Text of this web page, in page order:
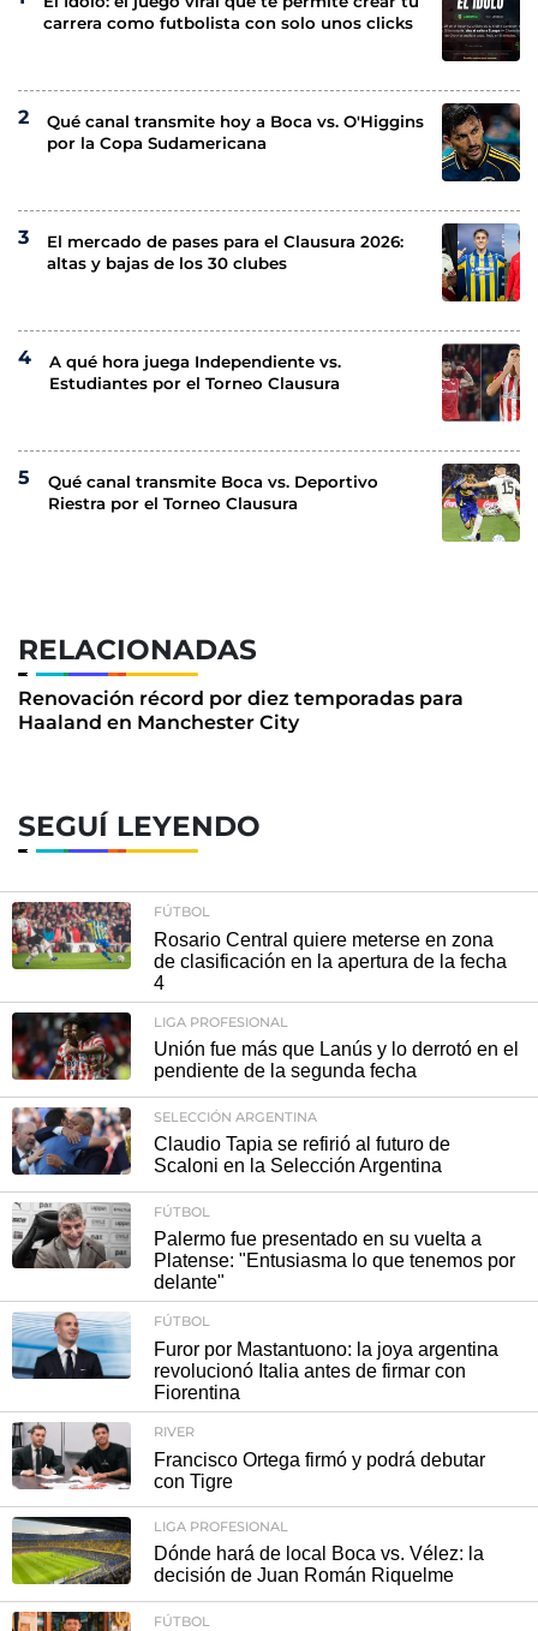
RELACIONADAS
Renovación récord por diez temporadas para
Haaland en Manchester City
carrera como futbolista con solo unos clicks
Qué canal transmite hoy a Boca vs. O'Higgins
por la Copa Sudamericana
El mercado de pases para el Clausura 2026:
altas y bajas de los 30 clubes
A qué hora juega Independiente vs.
Estudiantes por el Torneo Clausura
Qué canal transmite Boca vs. Deportivo
Riestra por el Torneo Clausura
SEGUÍ LEYENDO
FÚTBOL
Rosario Central quiere meterse en zona
de clasificación en la apertura de la fecha
4
LIGA PROFESIONAL
Unión fue más que Lanús y lo derrotó en el
pendiente de la segunda fecha
SELECCIÓN ARGENTINA
Claudio Tapia se refirió al futuro de
Scaloni en la Selección Argentina
FÚTBOL
Palermo fue presentado en su vuelta a
Platense: "Entusiasma lo que tenemos por
delante"
FÚTBOL
Furor por Mastantuono: la joya argentina
revolucionó Italia antes de firmar con
Fiorentina
RIVER
Francisco Ortega firmó y podrá debutar
con Tigre
LIGA PROFESIONAL
Dónde hará de local Boca vs. Vélez: la
decisión de Juan Román Riquelme
FÚTBOL